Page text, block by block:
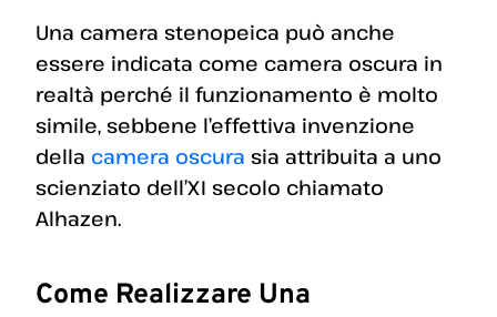
Una camera stenopeica può anche
essere indicata come camera oscura in
realtà perché il funzionamento è molto
simile, sebbene l’effettiva invenzione
della camera oscura sia attribuita a uno
scienziato dell’XI secolo chiamato
Alhazen.
Come Realizzare Una